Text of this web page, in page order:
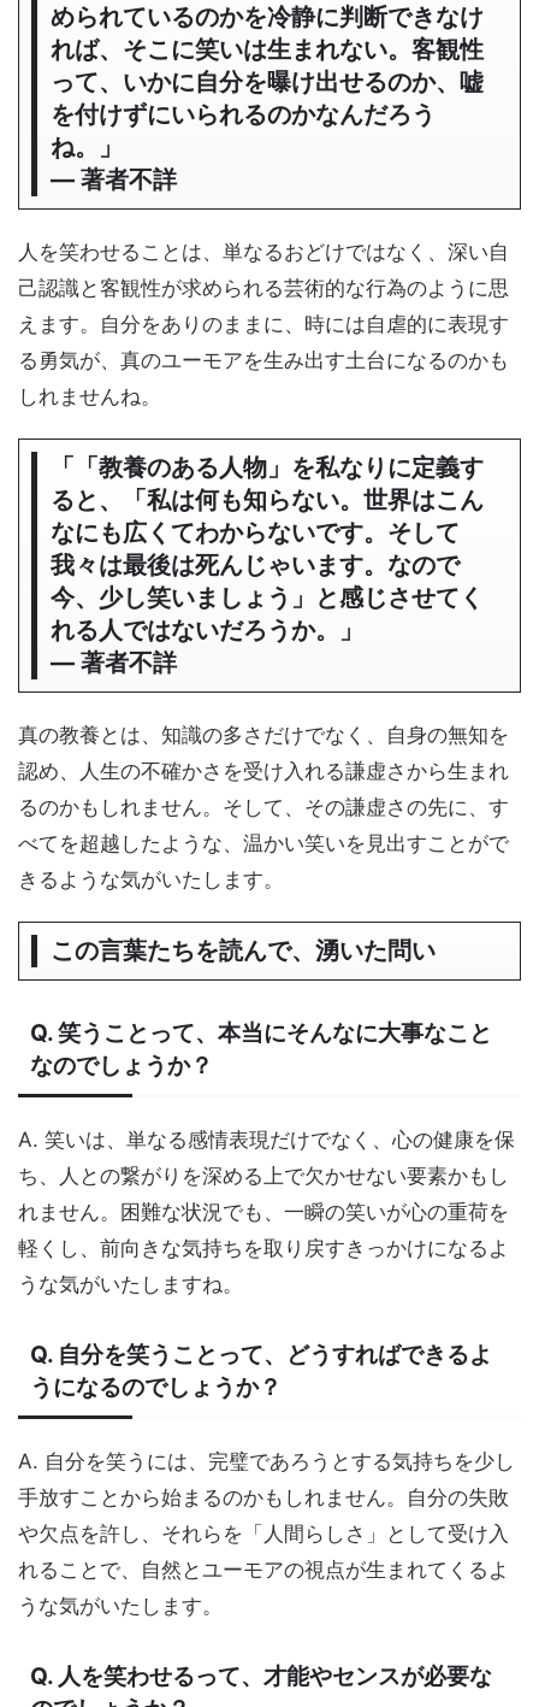
められているのかを冷静に判断できなけ
れば、そこに笑いは生まれない。客観性
って、いかに自分を曝け出せるのか、嘘
を付けずにいられるのかなんだろう
ね。」
― 著者不詳
人を笑わせることは、単なるおどけではなく、深い自
己認識と客観性が求められる芸術的な行為のように思
えます。自分をありのままに、時には自虐的に表現す
る勇気が、真のユーモアを生み出す土台になるのかも
しれませんね。
「「教養のある人物」を私なりに定義す
ると、「私は何も知らない。世界はこん
なにも広くてわからないです。そして
我々は最後は死んじゃいます。なので
今、少し笑いましょう」と感じさせてく
れる人ではないだろうか。」
― 著者不詳
真の教養とは、知識の多さだけでなく、自身の無知を
認め、人生の不確かさを受け入れる謙虚さから生まれ
るのかもしれません。そして、その謙虚さの先に、す
べてを超越したような、温かい笑いを見出すことがで
きるような気がいたします。
この言葉たちを読んで、湧いた問い
Q. 笑うことって、本当にそんなに大事なこと
なのでしょうか？
A. 笑いは、単なる感情表現だけでなく、心の健康を保
ち、人との繋がりを深める上で欠かせない要素かもし
れません。困難な状況でも、一瞬の笑いが心の重荷を
軽くし、前向きな気持ちを取り戻すきっかけになるよ
うな気がいたしますね。
Q. 自分を笑うことって、どうすればできるよ
うになるのでしょうか？
A. 自分を笑うには、完璧であろうとする気持ちを少し
手放すことから始まるのかもしれません。自分の失敗
や欠点を許し、それらを「人間らしさ」として受け入
れることで、自然とユーモアの視点が生まれてくるよ
うな気がいたします。
Q. 人を笑わせるって、才能やセンスが必要な